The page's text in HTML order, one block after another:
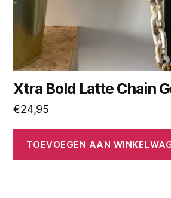
Xtra Bold Latte Chain
€24,95
TOEVOEGEN AAN